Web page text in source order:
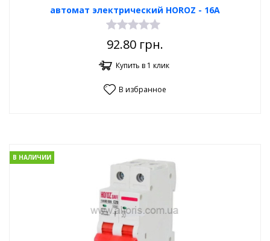
автомат электрический HOROZ - 16A
92.80 грн.
Купить в 1 клик
В избранное
В НАЛИЧИИ